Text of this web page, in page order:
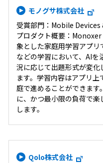
モノグサ株式会社
受賞部門：Mobile
プロダクト概要：
象とした家庭用学習アプ
などの学習において、AIを
況に応じて出題形式が変
ます。学習内容はアプリ
庭で進めることができま
に、かつ最小限の負荷で
します。
Qolo株式会社